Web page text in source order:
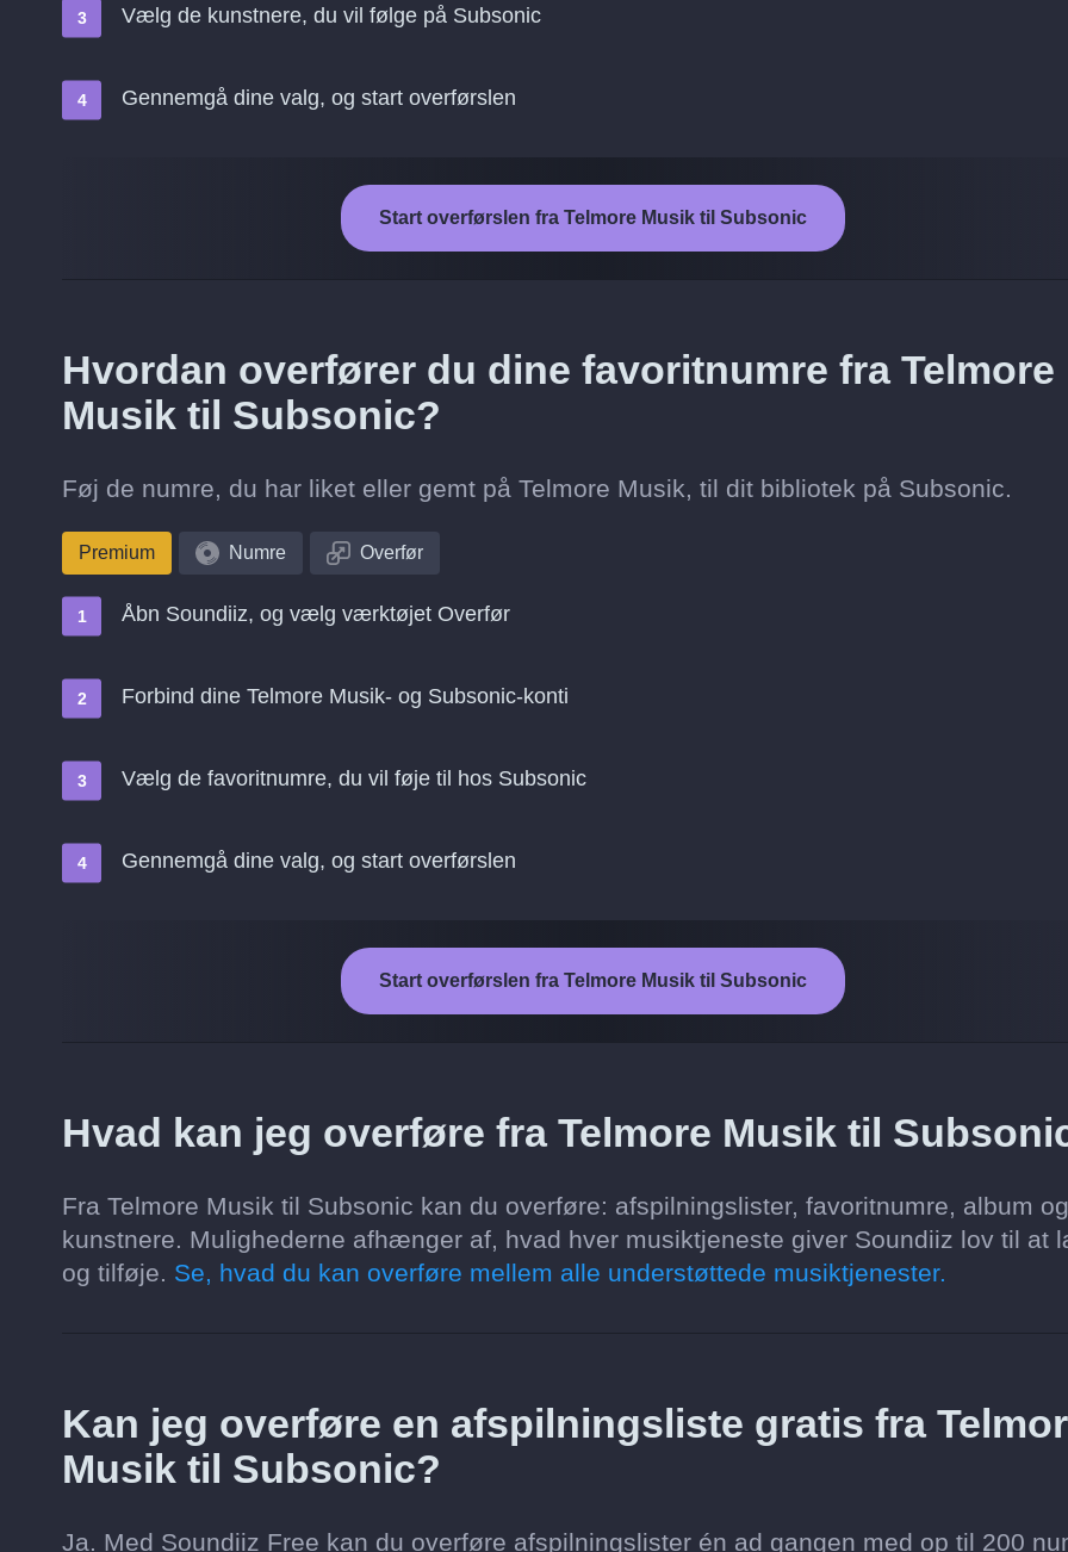
Vælg de kunstnere, du vil følge på Subsonic
Gennemgå dine valg, og start overførslen
Start overførslen fra Telmore Musik til Subsonic
Hvordan overfører du dine favoritnumre fra Telmore
Musik til Subsonic?
Føj de numre, du har liket eller gemt på Telmore Musik, til dit bibliotek på Subsonic.
Premium Numre Overfør
Åbn Soundiiz, og vælg værktøjet Overfør
Forbind dine Telmore Musik- og Subsonic-konti
Vælg de favoritnumre, du vil føje til hos Subsonic
Gennemgå dine valg, og start overførslen
Start overførslen fra Telmore Musik til Subsonic
Hvad kan jeg overføre fra Telmore Musik til
Fra Telmore Musik til Subsonic kan du overføre: afspilningslister, favoritnumre, album og
kunstnere. Mulighederne afhænger af, hvad hver musiktjeneste giver Soundiiz lov til at
og tilføje. Se, hvad du kan overføre mellem alle understøttede musiktjenester.
Kan jeg overføre en afspilningsliste gratis fra
Musik til Subsonic?
Ja. Med Soundiiz Free kan du overføre afspilningslister én ad gangen med op til 200